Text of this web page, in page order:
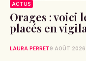
ACTUS
Orages : voici
placés en
LAURA PERRET9 AOÛT 2026